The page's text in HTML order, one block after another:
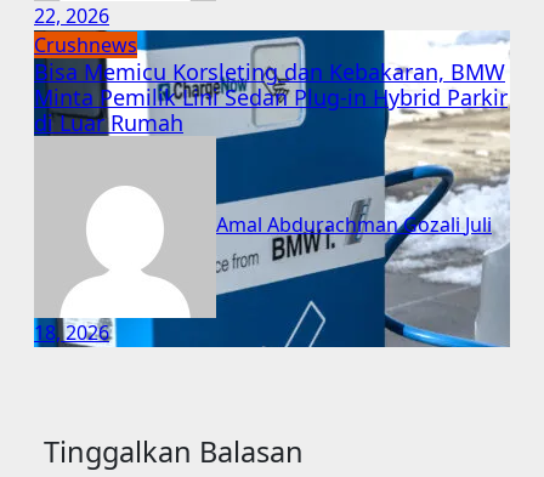
22, 2026
Crushnews
Bisa Memicu Korsleting dan Kebakaran, BMW
Minta Pemilik Lini Sedan Plug-in Hybrid Parkir
di Luar Rumah
Amal Abdurachman GozaliJuli
18, 2026
Tinggalkan Balasan